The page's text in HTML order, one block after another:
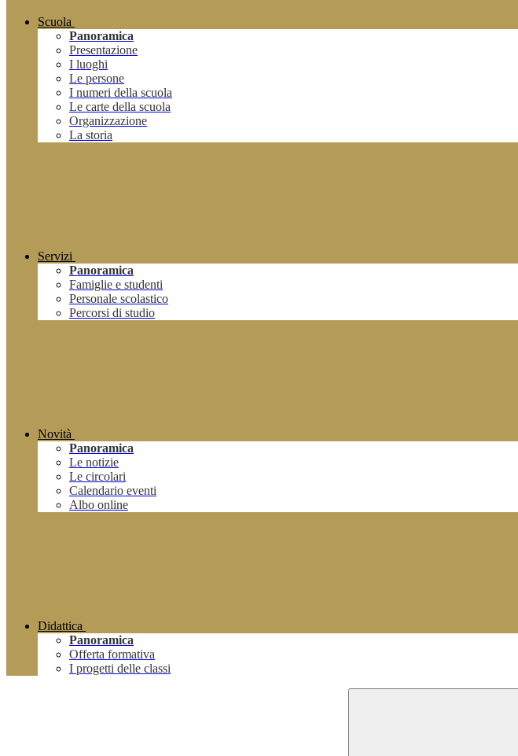
Scuola
Panoramica
Presentazione
I luoghi
Le persone
I numeri della scuola
Le carte della scuola
Organizzazione
La storia
Servizi
Panoramica
Famiglie e studenti
Personale scolastico
Percorsi di studio
Novità
Panoramica
Le notizie
Le circolari
Calendario eventi
Albo online
Didattica
Panoramica
Offerta formativa
I progetti delle classi